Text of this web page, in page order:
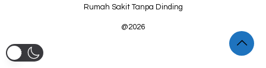
Rumah Sakit Tanpa Dinding
@2026